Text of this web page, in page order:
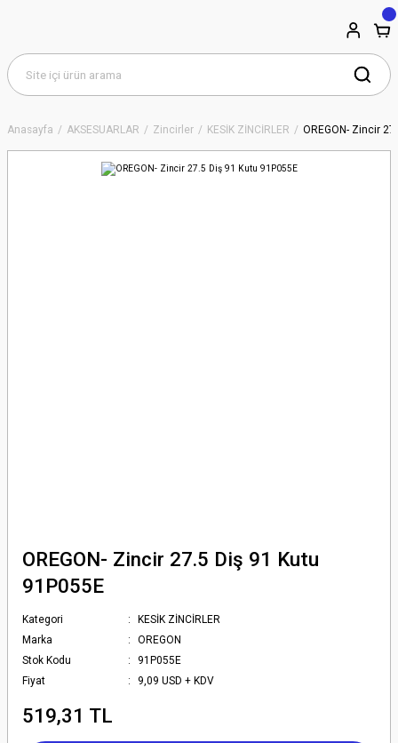
Anasayfa AKSESUARLAR Zincirler KESİK ZİNCİRLER OREGON- Zincir
OREGON- Zincir 27.5 Diş 91 Kutu
91P055E
Kategori
KESİK ZİNCİRLER
Marka
OREGON
Stok Kodu
91P055E
Fiyat
9,09 USD + KDV
519,31 TL